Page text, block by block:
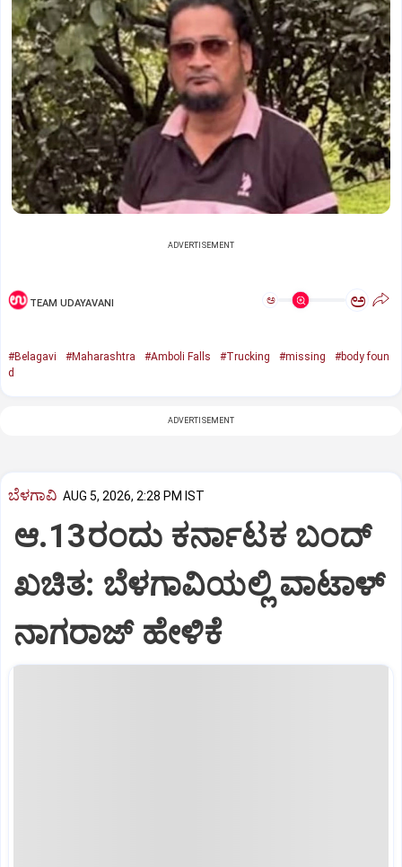
ADVERTISEMENT
TEAM UDAYAVANI ಅ ಅ
#Belagavi #Maharashtra #Amboli Falls #Trucking #missing
#body foun
d
ADVERTISEMENT
ಬೆಳಗಾವಿ AUG 5, 2026, 2:28 PM IST
ಆ.13ರಂದು ಕರ್ನಾಟಕ ಬಂದ್
ಖಚಿತ: ಬೆಳಗಾವಿಯಲ್ಲಿ ವಾಟಾಳ್
ನಾಗರಾಜ್ ಹೇಳಿಕೆ